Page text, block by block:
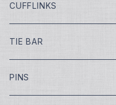
CUFFLINKS
￥7,700
￥9,900
TIE BAR
￥4,400
PINS